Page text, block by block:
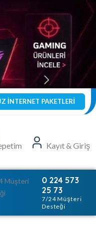
İNTERNET PAKETLERİ
Kayıt & Giriş
0 224 573
25 73
7/24 Müşteri
Desteği